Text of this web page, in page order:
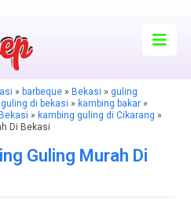
» barbeque » Bekasi » guling
di bekasi » kambing bakar »
» kambing guling di Cikarang »
Di Bekasi
Guling Murah Di